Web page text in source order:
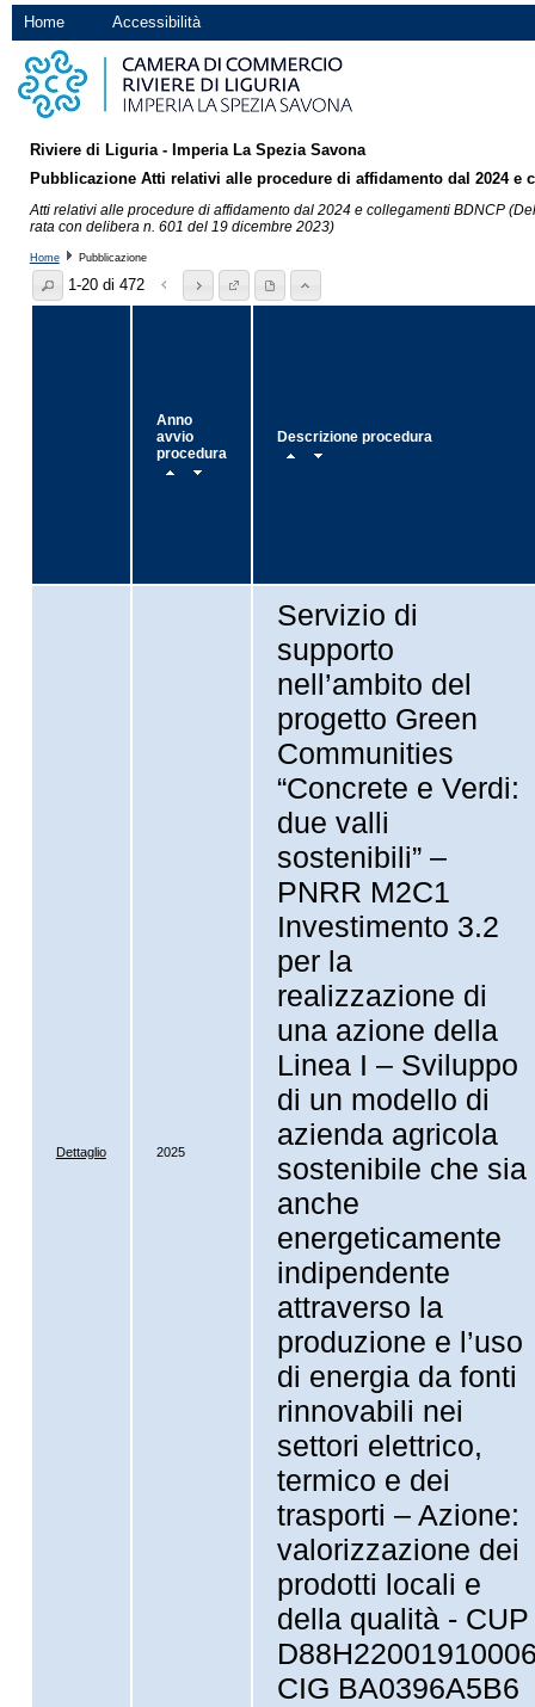
Home Accessibilità
Riviere di Liguria - Imperia La Spezia Savona
Pubblicazione Atti relativi alle procedure di affidamento dal 2024 e
Atti relativi alle procedure di affidamento dal 2024 e collegamenti BDNCP
rata con delibera n. 601 del 19 dicembre 2023)
Home Pubblicazione
1-20 di 472
Anno
avvio
procedura
Descrizione procedura
Dettaglio 2025
Servizio di
supporto
nell’ambito del
progetto Green
Communities
“Concrete e Verdi:
due valli
sostenibili” –
PNRR M2C1
Investimento 3.2
per la
realizzazione di
una azione della
Linea I – Sviluppo
di un modello di
azienda agricola
sostenibile che sia
anche
energeticamente
indipendente
attraverso la
produzione e l’uso
di energia da fonti
rinnovabili nei
settori elettrico,
termico e dei
trasporti – Azione:
valorizzazione dei
prodotti locali e
della qualità - CUP
CIG BA0396A5B6